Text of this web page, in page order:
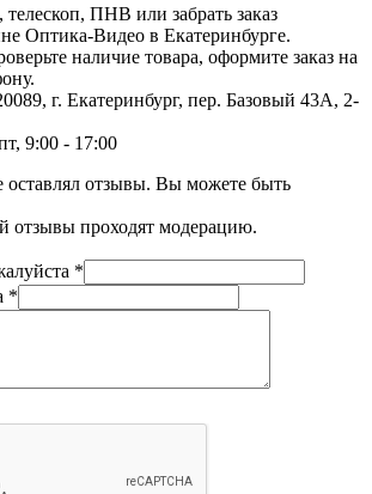
ПНВ или забрать заказ
Оптика-Видео в Екатеринбурге.
наличие товара, оформите заказ на
г. Екатеринбург, пер. Базовый 43А, 2-
9:00 - 17:00
оставлял отзывы. Вы можете быть
отзывы проходят модерацию.
*
*